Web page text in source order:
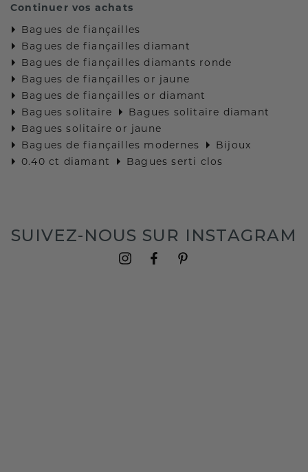
Continuer vos achats
Bagues de fiançailles
Bagues de fiançailles diamant
Bagues de fiançailles diamants ronde
Bagues de fiançailles or jaune
Bagues de fiançailles or diamant
Bagues solitaire
Bagues solitaire diamant
Bagues solitaire or jaune
Bagues de fiançailles modernes
Bijoux
0.40 ct diamant
Bagues serti clos
SUIVEZ-NOUS SUR INSTAGRAM